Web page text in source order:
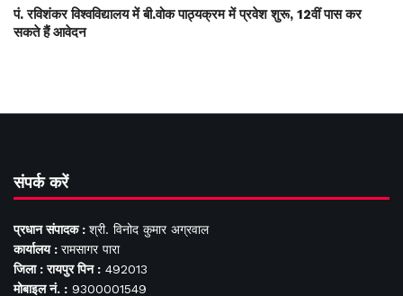
पं. रविशंकर विश्वविद्यालय में बी.वोक पाठ्यक्रम में प्रवेश शुरू, 12वीं पास कर
सकते हैं आवेदन
संपर्क करें
प्रधान संपादक : श्री. विनोद कुमार अग्रवाल
कार्यालय : रामसागर पारा
जिला : रायपुर पिन : 492013
मोबाइल नं. : 9300001549